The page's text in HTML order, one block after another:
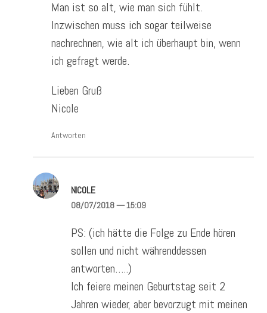
Man ist so alt, wie man sich fühlt.
Inzwischen muss ich sogar teilweise
nachrechnen, wie alt ich überhaupt bin, wenn
ich gefragt werde.
Lieben Gruß
Nicole
Antworten
NICOLE
08/07/2018— 15:09
PS: (ich hätte die Folge zu Ende hören
sollen und nicht währenddessen
antworten…..)
Ich feiere meinen Geburtstag seit 2
Jahren wieder, aber bevorzugt mit meinen